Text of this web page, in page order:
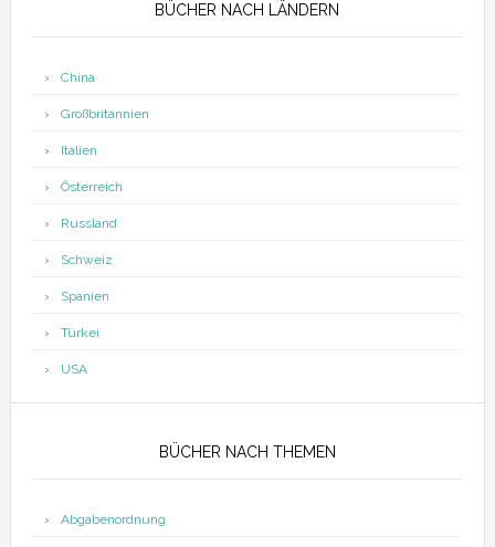
BÜCHER NACH LÄNDERN
China
Großbritannien
Italien
Österreich
Russland
Schweiz
Spanien
Türkei
USA
BÜCHER NACH THEMEN
Abgabenordnung